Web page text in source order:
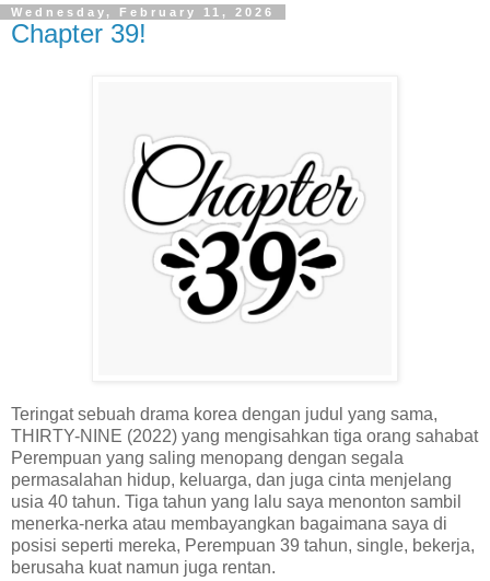
Wednesday, February 11, 2026
Chapter 39!
Teringat sebuah drama korea dengan judul yang sama,
THIRTY-NINE (2022) yang mengisahkan tiga orang sahabat
Perempuan yang saling menopang dengan segala
permasalahan hidup, keluarga, dan juga cinta menjelang
usia 40 tahun. Tiga tahun yang lalu saya menonton sambil
menerka-nerka atau membayangkan bagaimana saya di
posisi seperti mereka, Perempuan 39 tahun, single, bekerja,
berusaha kuat namun juga rentan.